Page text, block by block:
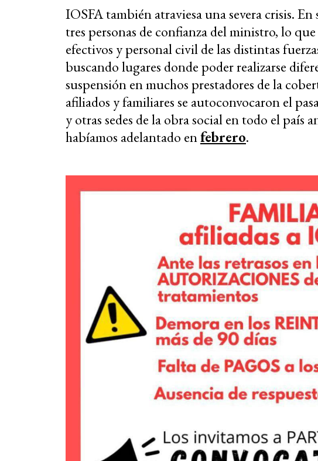
IOSFA también atraviesa una severa crisis.
tres personas de confianza del ministro, lo
efectivos y personal civil de las distintas
buscando lugares donde poder realizarse
suspensión en muchos prestadores de la
afiliados y familiares se autoconvocaron el
y otras sedes de la obra social en todo el país
habíamos adelantado enfebrero.